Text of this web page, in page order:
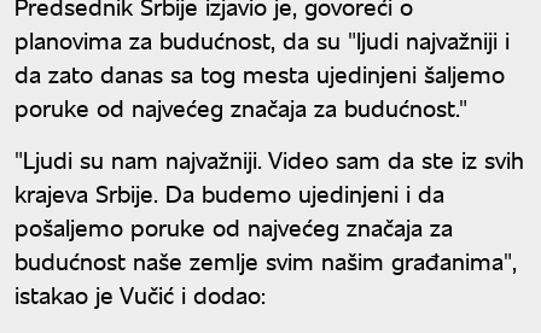
planovima za budućnost, da su "ljudi najvažniji i
da zato danas sa tog mesta ujedinjeni šaljemo
poruke od najvećeg značaja za budućnost."
"Ljudi su nam najvažniji. Video sam da ste iz svih
krajeva Srbije. Da budemo ujedinjeni i da
pošaljemo poruke od najvećeg značaja za
budućnost naše zemlje svim našim građanima",
istakao je Vučić i dodao: